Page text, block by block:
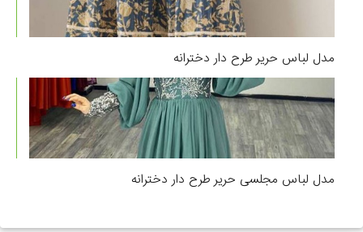
مدل لباس حریر طرح دار دخترانه
مدل لباس مجلسی حریر طرح دار دخترانه